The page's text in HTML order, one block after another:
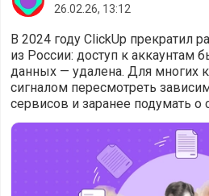
26.02.26, 13:12
В 2024 году ClickUp прекратил
из России: доступ к аккаунтам
данных — удалена. Для многих
сигналом пересмотреть
сервисов и заранее подумать о
данных.
Как перенести данные из